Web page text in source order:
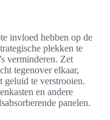
invloed hebben op de
plekken te
verminderen. Zet
tegenover elkaar,
geluid te verstrooien.
en andere
panelen.